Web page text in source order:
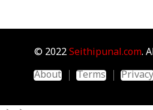
© 2022 Seithipunal.com.
About
Terms Privacy